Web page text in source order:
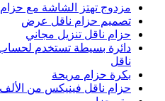
مزدوج تهتز الشاشة مع
تصميم حزام ناقل عرض
حزام ناقل تنزيل مجاني
دائرة بسيطة تستخدم
ناقل
بكرة حزام مريحة
حزام ناقل فينيكس من الألف